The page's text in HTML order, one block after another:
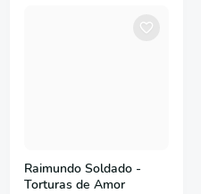
Raimundo Soldado -
Torturas de Amor